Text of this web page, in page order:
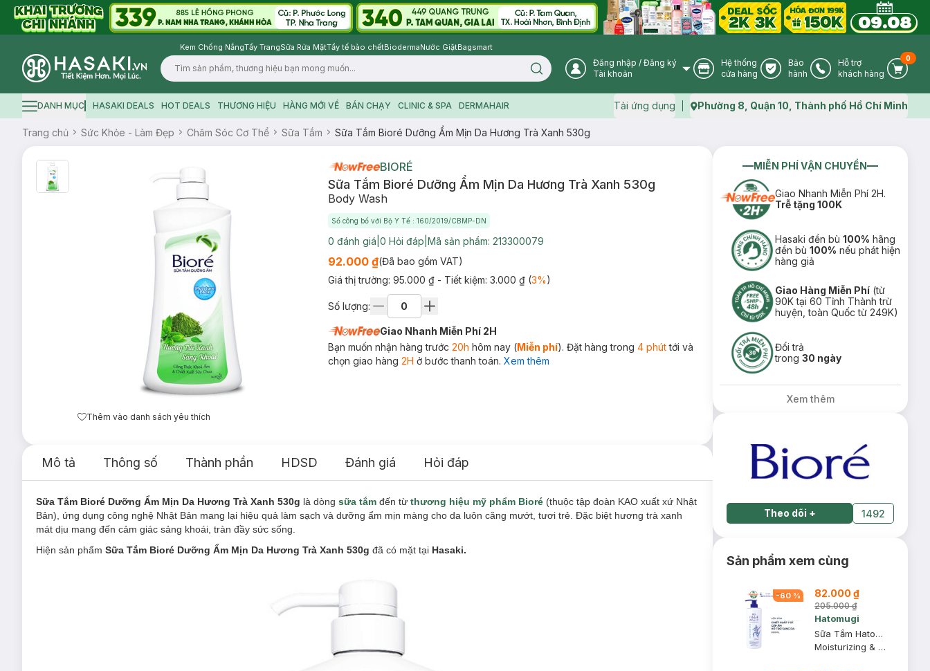
Kem Chống NắngTẩy TrangSữa Rửa MặtTẩy tế bào chếtBiodermaNước GiặtBagsmart
Logo
Search icon User Icon
Đăng nhập / Đăng ký
Tài khoản
Store Icon
Hệ thống
cửa hàng
Warranty Icon
Bảo
hành
Phone Icon
Hỗ trợ
khách hàng
Cart
0
Hamburger icon
DANH MỤC HASAKI DEALS HOT DEALS THƯƠNG HIỆU HÀNG MỚI VỀ BÁN CHẠY CLINIC & SPA DERMAHAIR Tải ứng dụng Map icon
Phường 8, Quận 10, Thành phố Hồ Chí Minh
Trang chủ Sức Khỏe - Làm Đẹp Chăm Sóc Cơ Thể Sữa Tắm Sữa Tắm Bioré Dưỡng Ẩm Mịn Da Hương Trà Xanh 530g
Thêm vào danh sách yêu thích
BIORÉ
Sữa Tắm Bioré Dưỡng Ẩm Mịn Da Hương Trà Xanh 530g
Body Wash
Số công bố với Bộ Y Tế : 160/2019/CBMP-DN
0 đánh giá 0 Hỏi đáp Mã sản phẩm: 213300079
92.000 ₫(Đã bao gồm VAT)
Giá thị trường: 95.000 ₫ - Tiết kiệm: 3.000 ₫(3%)
Số lượng:
Giao Nhanh Miễn Phí 2H
Bạn muốn nhận hàng trước 20h hôm nay (Miễn phí). Đặt hàng trong 4 phúttới và
chọn giao hàng 2H ở bước thanh toán. Xem thêm
Mô tả Thông số Thành phần HDSD Đánh giá Hỏi đáp
Sữa Tắm Bioré Dưỡng Ẩm Mịn Da Hương Trà Xanh 530g là dòng sữa tắm đến từ thương hiệu mỹ phẩm Bioré (thuộc tập đoàn KAO xuất xứ Nhật
Bản), ứng dụng công nghệ Nhật Bản mang lại hiệu quả làm sạch và dưỡng ẩm mịn màng cho da luôn căng mướt, tươi trẻ. Đặc biệt hương trà xanh
mát dịu mang đến cảm giác sảng khoái, tràn đầy sức sống.
Hiện sản phẩm Sữa Tắm Bioré Dưỡng Ẩm Mịn Da Hương Trà Xanh 530g đã có mặt tại Hasaki.
MIỄN PHÍ VẬN CHUYỂN
Giao Nhanh Miễn Phí 2H.
Trễ tặng 100K
Hasaki đền bù100% hãng
đền bù100% nếu phát hiện
hàng giả
Giao Hàng Miễn Phí (từ
90K tại 60 Tỉnh Thành trừ
huyện, toàn Quốc từ 249K)
Đổi trả
trong30 ngày
Xem thêm
Theo dõi + 1492
Sản phẩm xem cùng
-60 % 82.000 ₫
205.000 ₫
Hatomugi
Sữa Tắm Hatomugi Dưỡng Ẩm Chiết Xuất Ý Dĩ 800ml
Moisturizing & Washing The Body Soap